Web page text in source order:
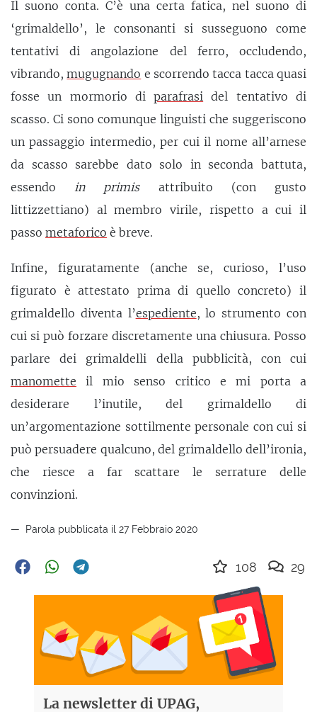
Il suono conta. C’è una certa fatica, nel suono di
‘grimaldello’, le consonanti si susseguono come
tentativi di angolazione del ferro, occludendo,
vibrando,mugugnando e scorrendo tacca tacca quasi
fosse un mormorio diparafrasi del tentativo di
scasso. Ci sono comunque linguisti che suggeriscono
un passaggio intermedio, per cui il nome all’arnese
da scasso sarebbe dato solo in seconda battuta,
essendoin primisattribuito (con gusto
littizzettiano) al membro virile, rispetto a cui il
passo metaforico è breve.
Infine, figuratamente (anche se, curioso, l’uso
figurato è attestato prima di quello concreto) il
grimaldello diventa l’espediente, lo strumento con
cui si può forzare discretamente una chiusura. Posso
parlare dei grimaldelli della pubblicità, con cui
manomette il mio senso critico e mi porta a
desiderare l’inutile, del grimaldello di
un’argomentazione sottilmente personale con cui si
può persuadere qualcuno, del grimaldello dell’ironia,
che riesce a far scattare le serrature delle
convinzioni.
Parola pubblicata il 27 Febbraio 2020
108 29
La newsletter di UPAG,